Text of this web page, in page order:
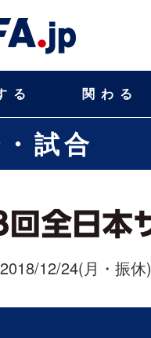
る 関わる
試合
12/24(月・振休)